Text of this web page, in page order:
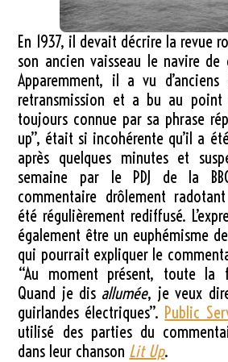
En 1937, il devait décrire la revue
son ancien vaisseau le navire de
Apparemment, il a vu
retransmission et a bu au
toujours connue par sa phrase
up”, était si incohérente qu’il a
après quelques minutes et
semaine par le PDJ de la
commentaire drôlement
été régulièrement rediffusé.
également être un euphémisme
qui pourrait expliquer le
“Au moment présent, toute la
Quand je dis allumée, je veux
guirlandes électriques”. Public
utilisé des parties du
dans leur chanson Lit Up.